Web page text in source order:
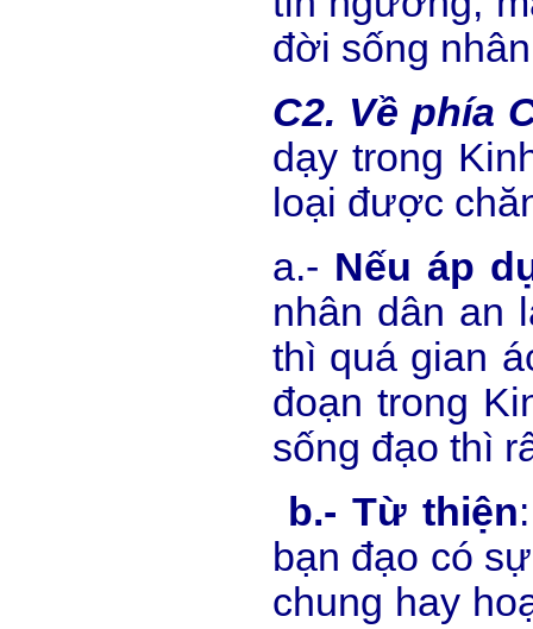
đời sống
C2. Về phía
dạy trong
loại được
a.- Nếu áp
nhân dân an
thì quá gian
đoạn trong
sống đạo thì
b.- Từ thiện
bạn đạo có
chung hay